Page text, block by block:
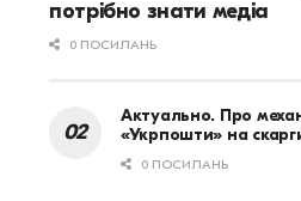
потрібно знати медіа
0 ПОСИЛАНЬ
Актуально. Про
«Укрпошти» на
0 ПОСИЛАНЬ